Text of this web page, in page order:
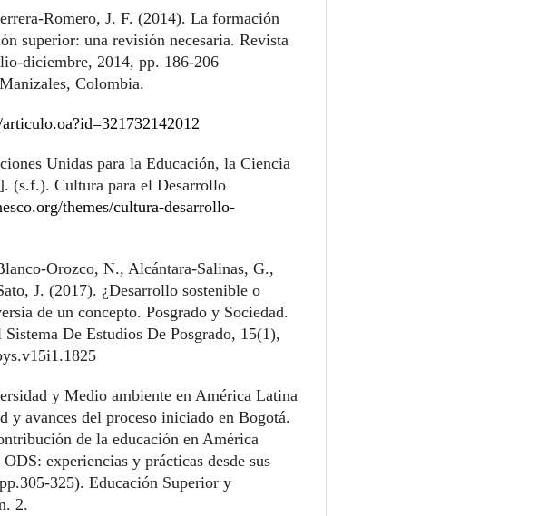
Romero, J. F. (2014). La formación
superior: una revisión necesaria. Revista
diciembre, 2014, pp. 186-206
Colombia.
Unidas para la Educación, la Ciencia
(s.f.). Cultura para el Desarrollo
themes/cultura-desarrollo-
Orozco, N., Alcántara-Salinas, G.,
J. (2017). ¿Desarrollo sostenible o
de un concepto. Posgrado y Sociedad.
De Estudios De Posgrado, 15(1),
y Medio ambiente en América Latina
y avances del proceso iniciado en Bogotá.
de la educación en América
experiencias y prácticas desde sus
325). Educación Superior y
2.